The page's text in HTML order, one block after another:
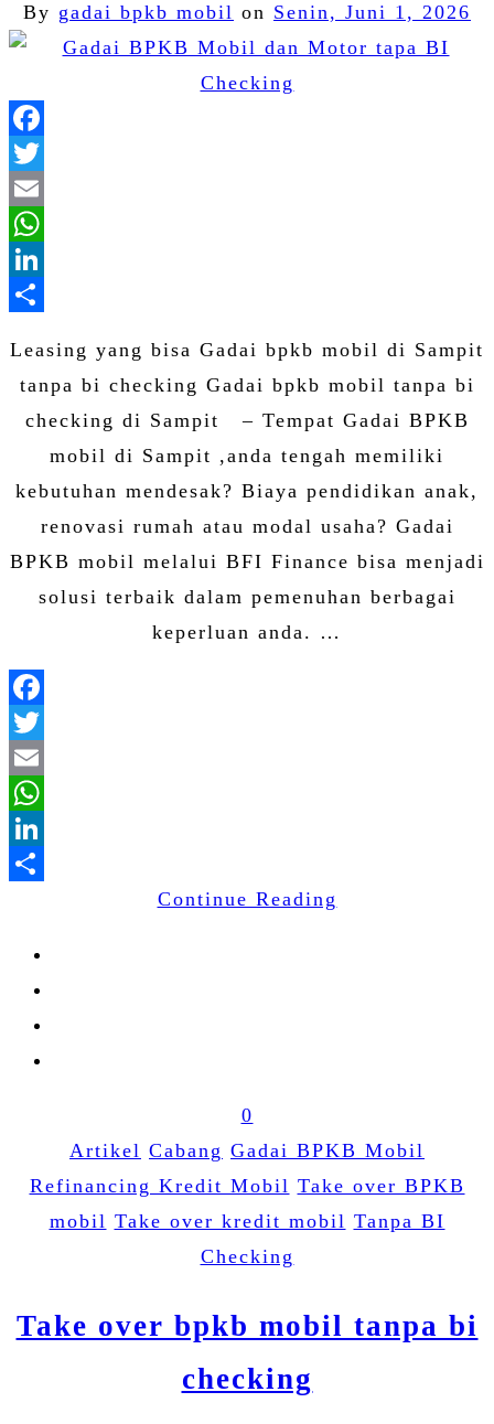
By gadai bpkb mobil on Senin, Juni 1, 2026
Leasing yang bisa Gadai bpkb mobil di Sampit
tanpa bi checking Gadai bpkb mobil tanpa bi
checking di Sampit – Tempat Gadai BPKB
mobil di Sampit ,anda tengah memiliki
kebutuhan mendesak? Biaya pendidikan anak,
renovasi rumah atau modal usaha? Gadai
BPKB mobil melalui BFI Finance bisa menjadi
solusi terbaik dalam pemenuhan berbagai
keperluan anda. …
Share
Continue Reading
0
Artikel Cabang Gadai BPKB Mobil
Refinancing Kredit Mobil Take over BPKB
mobil Take over kredit mobil Tanpa BI
Checking
Take over bpkb mobil tanpa bi
checking